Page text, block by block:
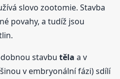
slovo zootomie. Stavba
povahy, a tudíž jsou
stavbutěla a v
v embryonální fázi) sdílí